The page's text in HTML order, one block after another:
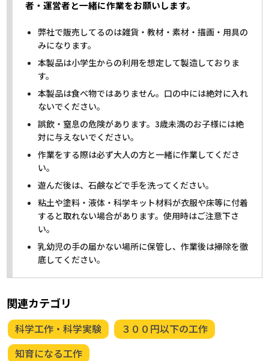
者・運営者と一緒に作業をお願いします。
弊社で販売してるのは雑貨・教材・素材・描画・用具の
みになります。
本製品は小学生からの利用を想定して製造しておりま
す。
本製品は食べ物ではありません。口の中には絶対に入れ
ないでください。
誤飲・窒息の危険があります。3歳未満のお子様には絶
対に与えないでください。
作業をする際は必ず大人の方と一緒に作業してくださ
い。
遊んだ後は、石鹸などで手を洗ってください。
粘土や塗料・液体・科学キット材料が衣服や床等に付着
すると取れない場合があります。使用時はご注意下さ
い。
乳幼児の手の届かない場所に保管し、作業後は掃除を徹
底してください。
関連カテゴリ
科学工作・科学実験
３００円以下の工作
知育になる工作